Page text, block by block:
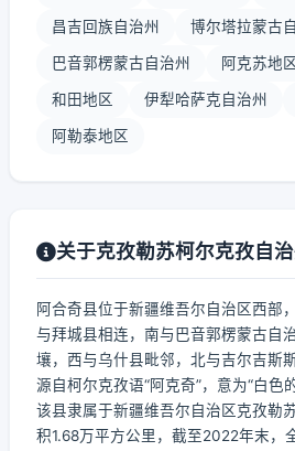
昌吉回族自治州 博尔塔拉蒙古
巴音郭楞蒙古自治州 阿克苏地
和田地区 伊犁哈萨克自治州
阿勒泰地区
关于克孜勒苏柯尔克孜自治
阿合奇县位于新疆维吾尔自治区西部
与拜城县相连，南与巴音郭楞蒙古自
壤，西与乌什县毗邻，北与吉尔吉斯
源自柯尔克孜语“阿克奇”，意为“白色的
该县隶属于新疆维吾尔自治区克孜勒
积1.68万平方公里，截至2022年末，